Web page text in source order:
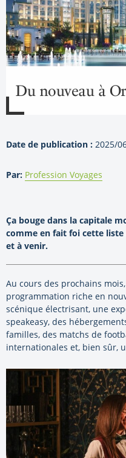
Du nouveau à
Date de publication : 2025/
Par: Profession Voyages
Ça bouge dans la capitale
comme en fait foi cette liste
et à venir.
Au cours des prochains
programmation riche en
scénique électrisant, une
speakeasy, des
familles, des matchs de
internationales et, bien sûr,